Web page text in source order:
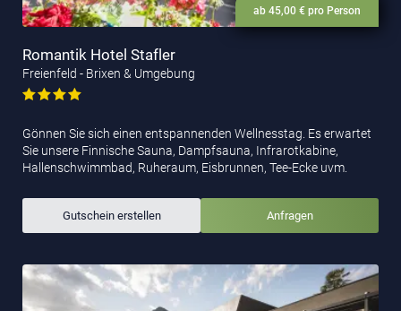
ab 45,00 € pro Person
Romantik Hotel Stafler
Freienfeld - Brixen & Umgebung
Gönnen Sie sich einen entspannenden Wellnesstag. Es erwartet
Sie unsere Finnische Sauna, Dampfsauna, Infrarotkabine,
Hallenschwimmbad, Ruheraum, Eisbrunnen, Tee-Ecke uvm.
Gutschein erstellen Anfragen